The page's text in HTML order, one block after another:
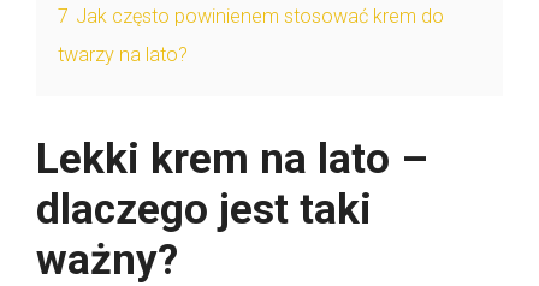
7 Jak często powinienem stosować krem do
twarzy na lato?
Lekki krem na lato –
dlaczego jest taki
ważny?